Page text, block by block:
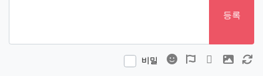
등록
비밀 이모티콘폰트어썸
동영상 이미지